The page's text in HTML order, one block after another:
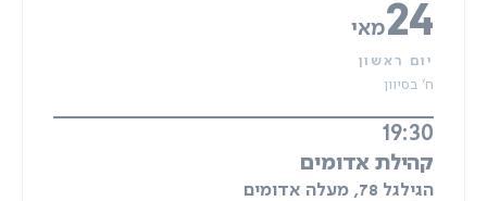
24מאי
יום ראשון
ח' בסיוון
19:30
קהילת אדומים
הגילגל 78, מעלה אדומים